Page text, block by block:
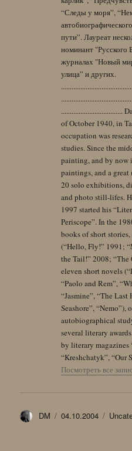
“Следы у моря”,
пути”. Лауреат
номинант "Русского
журналах "Новый
улица” и других.
...................................
of October 1940, in
occupation was
studies. Since the
painting, and by now
paintings, and a
20 solo exhibitions,
and photo still-lifes.
1997 started his
Periscope”. In the
books of short
(“Hello, Fly!” 1991;
the Tail!” 2008;
eleven short novels
“Paolo and Rem”,
“Jasmine”, “The
Seashore”,
autobiographical
several literary
by literary
“Kreshchatyk”, “Our
Посмотреть все
Автор
DM Опубликовано
04.10.2004